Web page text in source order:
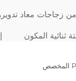
زجاجات معاد
ثنائية المكون